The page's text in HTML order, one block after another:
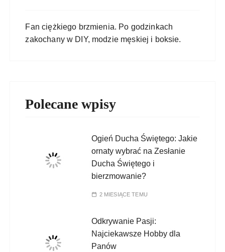
Fan ciężkiego brzmienia. Po godzinkach
zakochany w DIY, modzie męskiej i boksie.
Polecane wpisy
Ogień Ducha Świętego: Jakie
ornaty wybrać na Zesłanie
Ducha Świętego i
bierzmowanie?
2 MIESIĄCE TEMU
Odkrywanie Pasji:
Najciekawsze Hobby dla
Panów